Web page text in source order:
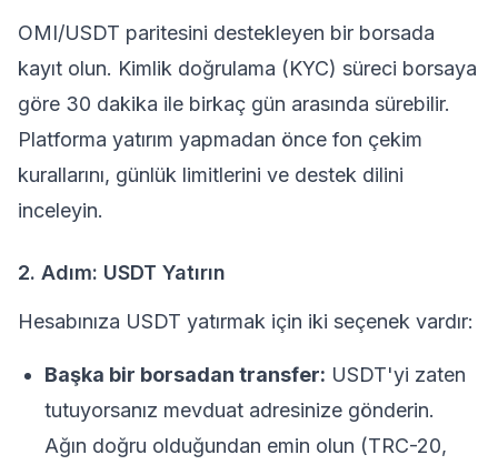
OMI/USDT paritesini destekleyen bir borsada
kayıt olun. Kimlik doğrulama (KYC) süreci borsaya
göre 30 dakika ile birkaç gün arasında sürebilir.
Platforma yatırım yapmadan önce fon çekim
kurallarını, günlük limitlerini ve destek dilini
inceleyin.
2. Adım: USDT Yatırın
Hesabınıza USDT yatırmak için iki seçenek vardır:
Başka bir borsadan transfer: USDT'yi zaten
tutuyorsanız mevduat adresinize gönderin.
Ağın doğru olduğundan emin olun (TRC-20,